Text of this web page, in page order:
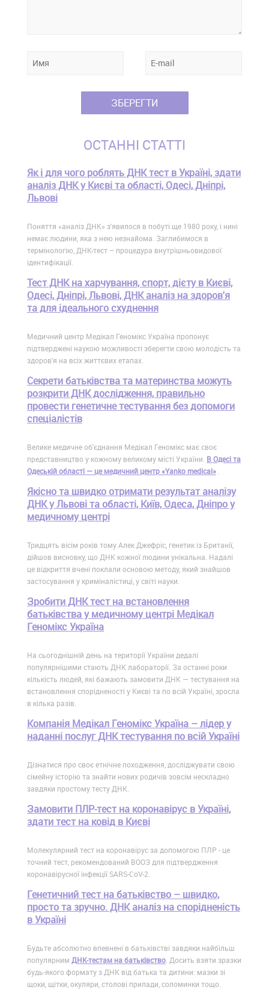
ОСТАННІ СТАТТІ
Як і для чого роблять ДНК тест в Україні, здати
аналіз ДНК у Києві та області, Одесі, Дніпрі,
Львові
Поняття «аналіз ДНК» з'явилося в побуті ще 1980 року, і нині
немає людини, яка з нею незнайома. Заглибимося в
термінологію, ДНК-тест – процедура внутрішньовидової
ідентифікації.
Тест ДНК на харчування, спорт, дієту в Києві,
Одесі, Дніпрі, Львові, ДНК аналіз на здоров'я
та для ідеального схуднення
Медичний центр Медікал Геномікс Україна пропонує
підтверджені наукою можливості зберегти свою молодість та
здоров'я на всіх життєвих етапах.
Секрети батьківства та материнства можуть
розкрити ДНК дослідження, правильно
провести генетичне тестування без допомоги
спеціалістів
Велике медичне об'єднання Медікал Геномікс має своє
представництво у кожному великому місті України. В Одесі та
Одеській області — це медичний центр «Yanko medical» .
Якісно та швидко отримати результат аналізу
ДНК у Львові та області, Київ, Одеса, Дніпро у
медичному центрі
Тридцять вісім років тому Алек Джефріс, генетик із Британії,
дійшов висновку, що ДНК кожної людини унікальна. Надалі
це відкриття вчені поклали основою методу, який знайшов
застосування у криміналістиці, у світі науки.
Зробити ДНК тест на встановлення
батьківства у медичному центрі Медікал
Геномікс Україна
На сьогоднішній день на території України дедалі
популярнішими стають ДНК лабораторії. За останні роки
кількість людей, які бажають замовити ДНК — тестування на
встановлення спорідненості у Києві та по всій Україні, зросла
в кілька разів.
Компанія Медікал Геномікс Україна – лідер у
наданні послуг ДНК тестування по всій Україні
Дізнатися про своє етнічне походження, досліджувати свою
сімейну історію та знайти нових родичів зовсім нескладно
завдяки простому тесту ДНК.
Замовити ПЛР-тест на коронавірус в Україні,
здати тест на ковід в Києві
Молекулярний тест на коронавірус за допомогою ПЛР - це
точний тест, рекомендований ВООЗ для підтвердження
коронавірусної інфекції SARS-CoV-2.
Генетичний тест на батьківство – швидко,
просто та зручно. ДНК аналіз на спорідненість
в Україні
Будьте абсолютно впевнені в батьківстві завдяки найбільш
популярним ДНК-тестам на батьківство. Досить взяти зразки
будь-якого формату з ДНК від батька та дитини: мазки зі
щоки, щітки, окуляри, столові прилади, соломинки тощо.